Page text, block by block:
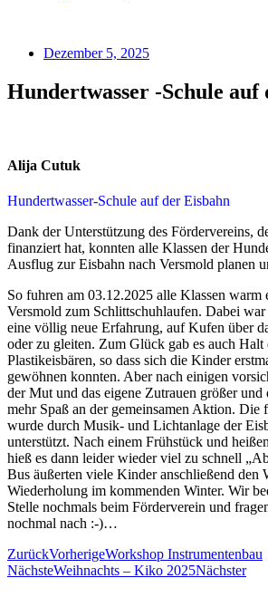
Dezember 5, 2025
Hundertwasser -Schule auf
Alija Cutuk
Hundertwasser-Schule auf der Eisbahn
Dank der Unterstützung des Fördervereins,
finanziert hat, konnten alle Klassen der
Ausflug zur Eisbahn nach Versmold planen
So fuhren am 03.12.2025 alle Klassen warm
Versmold zum Schlittschuhlaufen. Dabei
eine völlig neue Erfahrung, auf Kufen über
oder zu gleiten. Zum Glück gab es auch Halt
Plastikeisbären, so dass sich die Kinder
gewöhnen konnten. Aber nach einigen
der Mut und das eigene Zutrauen größer und
mehr Spaß an der gemeinsamen Aktion. Die
wurde durch Musik- und Lichtanlage der
unterstützt. Nach einem Frühstück und
hieß es dann leider wieder viel zu schnell
Bus äußerten viele Kinder anschließend den
Wiederholung im kommenden Winter. Wir
Stelle nochmals beim Förderverein und
nochmal nach :-)…
ZurückVorherigeWorkshop Instrumentenbau
NächsteWeihnachts – Kiko 2025Nächster